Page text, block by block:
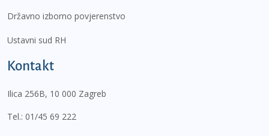
Državno izborno povjerenstvo
Ustavni sud RH
Kontakt
Ilica 256B, 10 000 Zagreb
Tel.: 01/45 69 222